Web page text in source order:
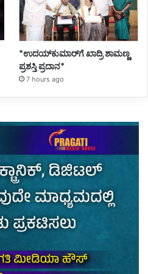
*ಉದಯ್‌ಕುಮಾರ್‌ಗೆ ಖಾದ್ರಿ ಶಾಮಣ್ಣ
ಪ್ರಶಸ್ತಿ ಪ್ರದಾನ*
7 hours ago